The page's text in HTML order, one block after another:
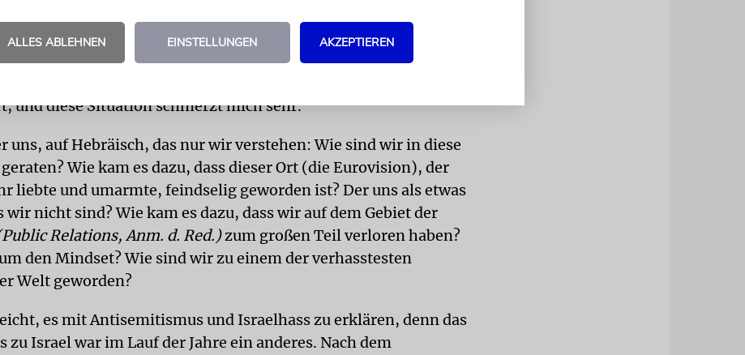
über die Entscheidung der Niederlande, Spaniens,
Sloweniens, sich von der Eurovision zurückzuziehen wegen
und diese Situation schmerzt mich sehr.
uns, auf Hebräisch, das nur wir verstehen: Wie sind wir in diese
Wie kam es dazu, dass dieser Ort (die Eurovision), der
liebte und umarmte, feindselig geworden ist? Der uns als etwas
wir nicht sind? Wie kam es dazu, dass wir auf dem Gebiet der
Relations, Anm. d. Red.)zum großen Teil verloren haben?
den Mindset? Wie sind wir zu einem der verhasstesten
Welt geworden?
es mit Antisemitismus und Israelhass zu erklären, denn das
zu Israel war im Lauf der Jahre ein anderes. Nach dem
ALLES ABLEHNEN EINSTELLUNGEN AKZEPTIEREN